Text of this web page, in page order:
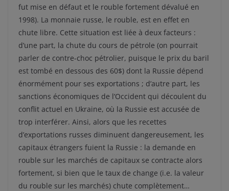
fut mise en défaut et le rouble fortement dévalué en
1998). La monnaie russe, le rouble, est en effet en
chute libre. Cette situation est liée à deux facteurs :
d’une part, la chute du cours de pétrole (on pourrait
parler de contre-choc pétrolier, puisque le prix du baril
est tombé en dessous des 60$) dont la Russie dépend
énormément pour ses exportations ; d’autre part, les
sanctions économiques de l’Occident qui découlent du
conflit actuel en Ukraine, où la Russie est accusée de
trop interférer. Ainsi, alors que les recettes
d’exportations russes diminuent dangereusement, les
capitaux étrangers fuient la Russie : la demande en
rouble sur les marchés de capitaux se contracte alors
fortement, si bien que le taux de change (i.e. la valeur
du rouble sur les marchés) chute complètement…